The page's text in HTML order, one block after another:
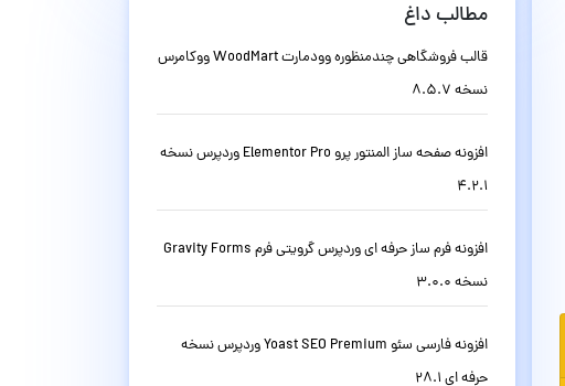
مطالب داغ
قالب فروشگاهی چندمنظوره وودمارت WoodMart ووکامرس
نسخه 8.5.7
افزونه صفحه ساز المنتور پرو Elementor Pro وردپرس نسخه
4.2.1
افزونه فرم ساز حرفه ای وردپرس گرویتی فرم Gravity Forms
نسخه 3.0.0
افزونه فارسی سئو Yoast SEO Premium وردپرس نسخه
حرفه ای 28.1